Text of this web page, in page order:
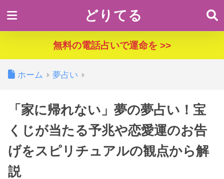
どりてる
無料の電話占いで運命を >>
ホーム 夢占い
「家に帰れない」夢の夢占い！宝
くじが当たる予兆や恋愛運のお告
げをスピリチュアルの観点から解
説